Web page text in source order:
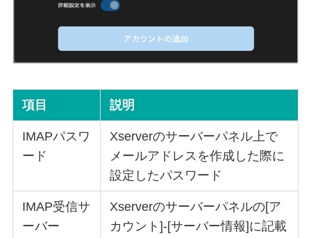
項目 説明
IMAPパスワ
ード
Xserverのサーバーパネル上で
メールアドレスを作成した際に
設定したパスワード
IMAP受信サ
ーバー
Xserverのサーバーパネルの[ア
カウント]-[サーバー情報]に記載